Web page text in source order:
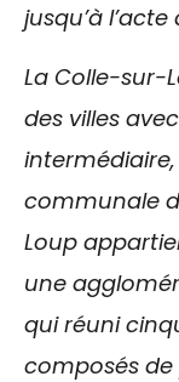
jusqu’à
La Colle-sur-
des villes
communale
Loup
une
qui réuni
composés